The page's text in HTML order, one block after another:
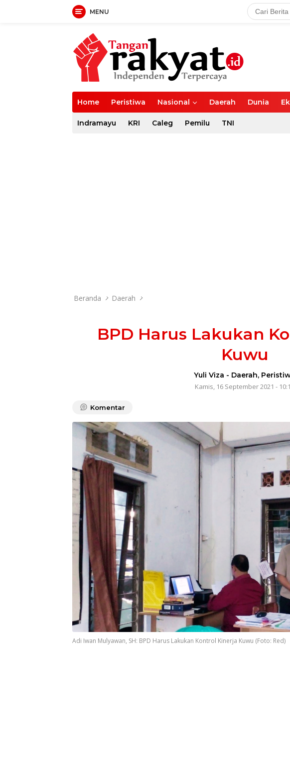
MENU
Home Peristiwa Nasional Daerah Dunia
Indramayu KRI Caleg Pemilu TNI
Beranda Daerah
BPD Harus Lakukan
Kuwu
Yuli Viza - Daerah,
Kamis, 16 September 2021 -
Komentar
Adi Iwan Mulyawan, SH: BPD Harus Lakukan Kontrol Kinerja Kuwu (Foto: Red)